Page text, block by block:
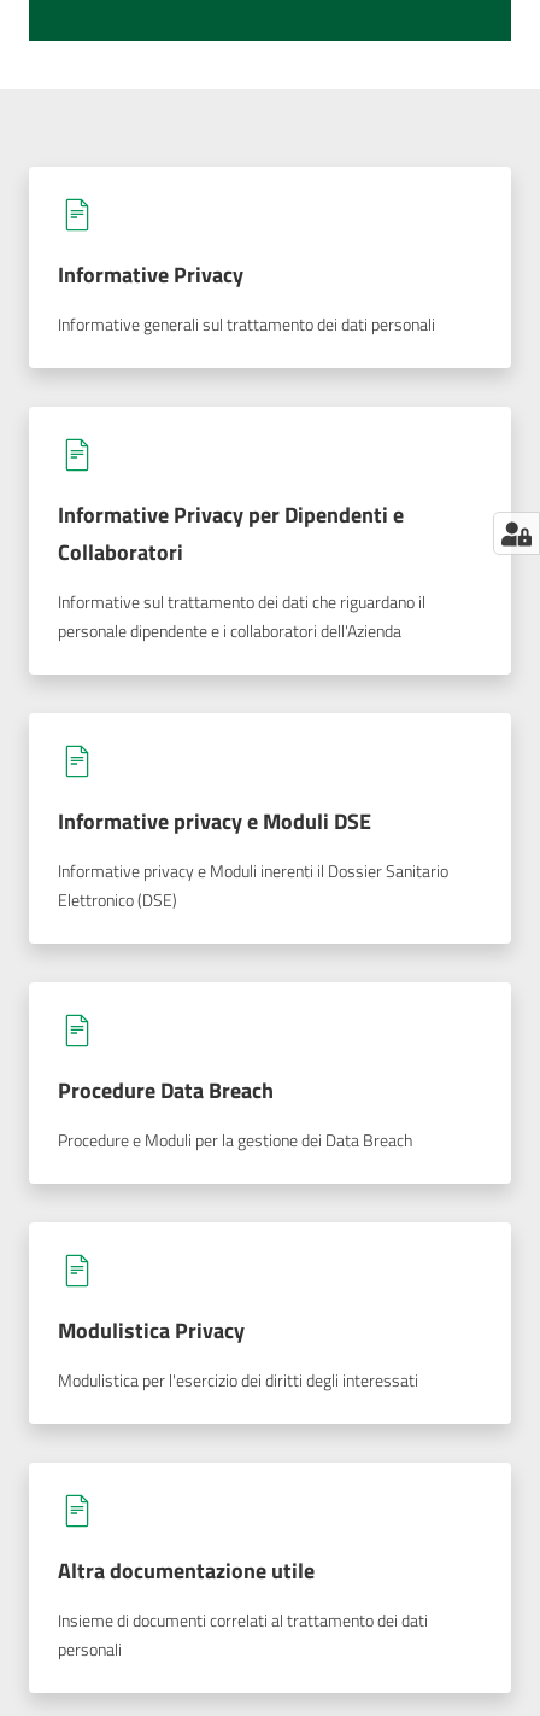
Informative Privacy
Informative generali sul trattamento dei dati personali
Informative Privacy per Dipendenti e
Collaboratori
Informative sul trattamento dei dati che riguardano il
personale dipendente e i collaboratori dell'Azienda
Informative privacy e Moduli DSE
Informative privacy e Moduli inerenti il Dossier Sanitario
Elettronico (DSE)
Procedure Data Breach
Procedure e Moduli per la gestione dei Data Breach
Modulistica Privacy
Modulistica per l'esercizio dei diritti degli interessati
Altra documentazione utile
Insieme di documenti correlati al trattamento dei dati
personali